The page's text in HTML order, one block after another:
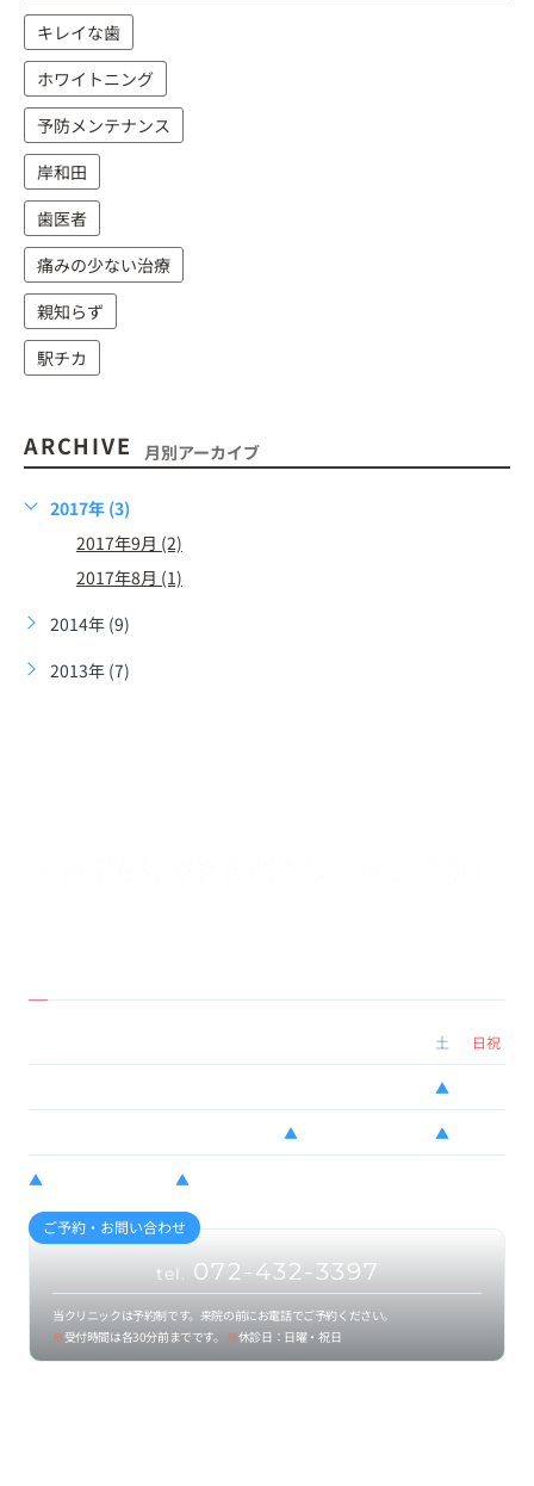
キレイな歯
ホワイトニング
予防メンテナンス
岸和田
歯医者
痛みの少ない治療
親知らず
駅チカ
ARCHIVE 月別アーカイブ
2017年 (3)
2017年9月 (2)
2017年8月 (1)
2014年 (9)
2013年 (7)
土 日祝
▲
▲ ▲
▲ ▲
ご予約・お問い合わせ
tel. 072-432-3397
当クリニックは予約制です。来院の前にお電話でご予約ください。
※受付時間は各30分前までです。 ※休診日：日曜・祝日